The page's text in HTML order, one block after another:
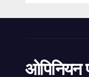
ओपिनियन